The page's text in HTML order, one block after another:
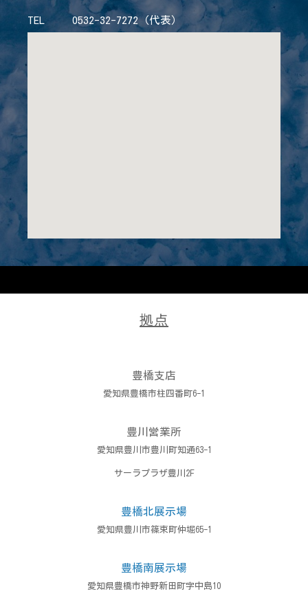
TEL 0532-32-7272（代表）
拠点
豊橋支店
愛知県豊橋市柱四番町6-1
豊川営業所
愛知県豊川市豊川町知通63-1
サーラプラザ豊川2F
豊橋北展示場
愛知県豊川市篠束町仲堀65-1
豊橋南展示場
愛知県豊橋市神野新田町字中島10